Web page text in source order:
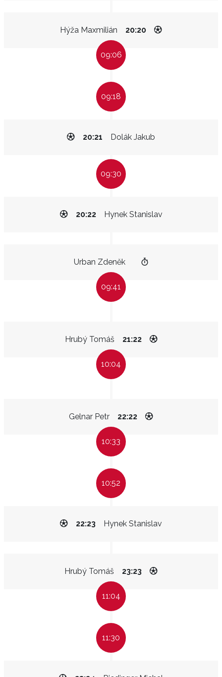
Hýža Maxmilián 20:20
09:06
09:18
Dolák Jakub
20:21
09:30
Hynek Stanislav
20:22
Urban Zdeněk
09:41
Hrubý Tomáš 21:22
10:04
Gelnar Petr 22:22
10:33
10:52
Hynek Stanislav
22:23
Hrubý Tomáš 23:23
11:04
11:30